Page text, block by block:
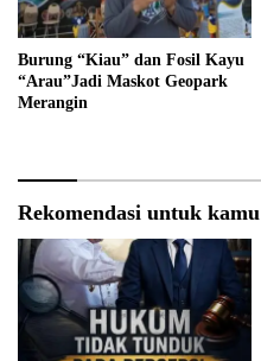
Burung “Kiau” dan Fosil Kayu
“Arau”Jadi Maskot Geopark
Merangin
Rekomendasi untuk kamu